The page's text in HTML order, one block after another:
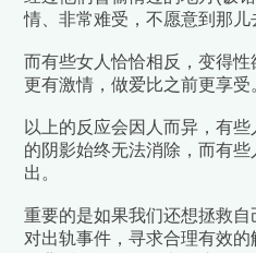
情、非常难受，不愿意到那儿
而有些女人恰恰相反，变得性
更有激情，做爱比之前更享受
以上的反应会因人而异，有些
的阴影始终无法消除，而有
出。
重要的是如果我们还想拯救
对出轨事件，寻求合理有效